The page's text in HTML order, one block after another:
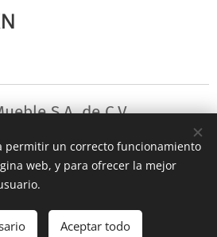
a la cesta
S.A. de C.V.
Cookies
permitir un correcto funcionamiento
web, y para ofrecer la mejor
Aceptar todo